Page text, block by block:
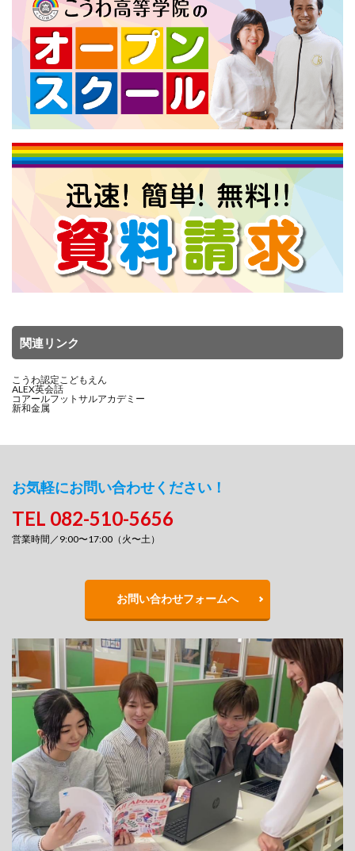
関連リンク
こうわ認定こどもえん
ALEX英会話
コアールフットサルアカデミー
新和金属
お気軽にお問い合わせください！
TEL 082-510-5656
営業時間／9:00〜17:00（火〜土）
お問い合わせフォームへ